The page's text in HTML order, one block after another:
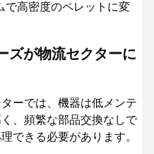
で高密度のペレットに変
ズが物流セクターに
ーでは、機器は低メンテ
、頻繁な部品交換なしで
できる必要があります。